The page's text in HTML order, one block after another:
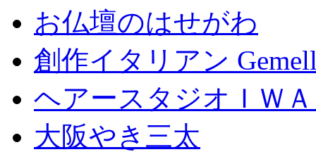
お仏壇のはせがわ
創作イタリアン
ヘアースタジオＩＷ
大阪やき三太